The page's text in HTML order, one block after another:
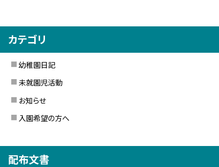
カテゴリ
幼稚園日記
未就園児活動
お知らせ
入園希望の方へ
配布文書